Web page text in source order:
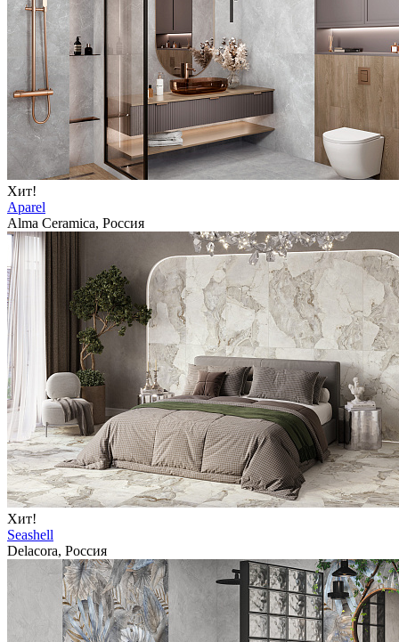
Хит!
Aparel
Alma Ceramica, Россия
Хит!
Seashell
Delacora, Россия